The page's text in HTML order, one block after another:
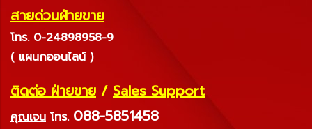
สายด่วนฝ่ายขาย
โทร. 0-24898958-9
( แผนกออนไลน์ )
ติดต่อ ฝ่ายขาย / Sales Support
คุณเจน โทร. 088-5851458